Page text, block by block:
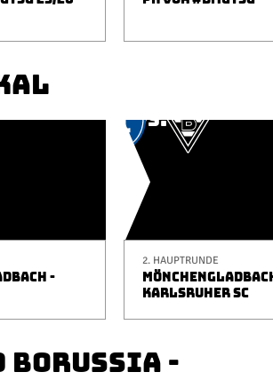
-
2. HAUPTRUNDE
KARLSRUHER SC
BORUSSIA -